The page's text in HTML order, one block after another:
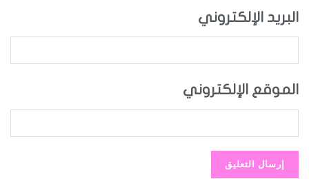
البريد الإلكتروني
الموقع الإلكتروني